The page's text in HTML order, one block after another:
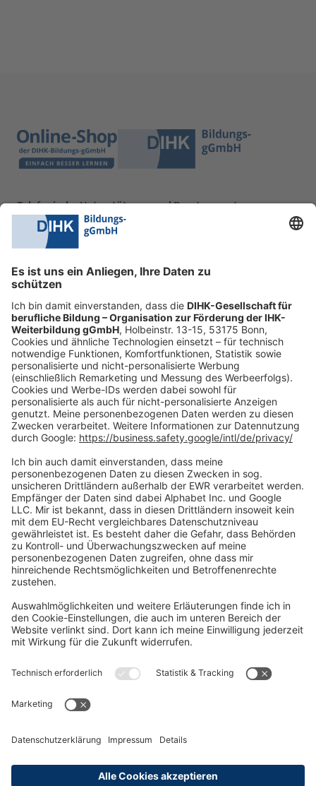
Telefonische Unterstützung und Beratung unter:
0228 6205 205
Fr.:
09:00-14:00 Uhr
shop@dihk-bildung.shop
Vertrag widerrufen
Zahlungsarten
Social Media
Oft Gesucht
Rund um die Prüfung
Datenschutzerklärung
Widerrufsrecht
Versandinformationen
Erklärung zur Barrierefreiheit
Abonnements hier kündigen